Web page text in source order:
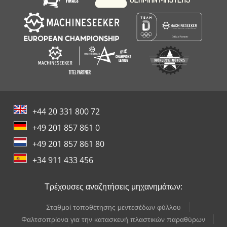
Φρένα: Δισκόφρενα Άξονας 3: Διπλοί τροχοί, Βάθος πέλματος
ελαστικού αριστερά (εσωτερικά): 10 mm, Βάθος πέλματος
ελαστικού αριστερά (εξωτερικά): 10 mm, Βάθος πέλματος
ελαστικού δεξιά (εσωτερικά): 14 mm, Βάθος πέλματος
ελαστικού δεξιά (εξωτερικά): 17 mm, Φρένα: Ταμπουροφρένα
Άξονας 4: Διπλοί τροχοί, Βάθος πέλματος ελαστικού αριστερά
(εσωτερικά): 13 mm, Βάθος πέλματος ελαστικού αριστερά
(εξωτερικά): 16 mm, Φρένα: Ταμπουροφρένα Βάρη Βάρος
χωρίς φορτίο: 14.105 kg Ωφέλιμο φορτίο: 20.895 kg Μεικτό
βάρος: 35.000 kg Λειτουργικότητα Ύψος επιφάνειας
φόρτωσης: 135 cm Αντλία: Ναι Κατάσταση Τεχνική κατάσταση:
καλή Οπτική κατάσταση: καλή Ζημιές: καμία Αριθμός κλειδιών:
1 Οικονομικές πληροφορίες Τιμή μίσθωσης: 1.124 € το μήνα
και όρους. Αναγνώριση Πινακίδα κυκλοφορίας: 93-BRX-1 Η
Kleyn Trucks είναι ένας από τους μεγαλύτερους ανεξάρτητους
μπορείτε να επιλέξετε από μια συνεχώς μεταβαλλόμενη ποικιλία
1200 μεταχειρισμένων φορτηγών, τρακτέρ, ρυμουλκούμενων.
+44 20 331 800 72
+49 201 857 861 0
+49 201 857 861 80
+34 911 433 456
Τρέχουσες αναζητήσεις μηχανημάτων:
Σταθμοί τοποθέτησης μεντεσέδων φύλλου
Φαλτσοπρίονα για την κατασκευή πλαστικών παραθύρων